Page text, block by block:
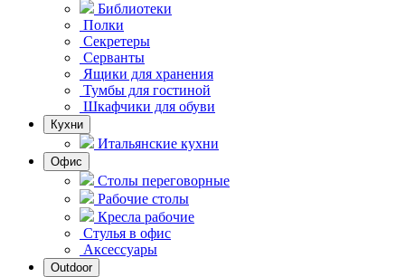
Библиотеки
Полки
Секретеры
Серванты
Ящики для хранения
Тумбы для гостиной
Шкафчики для обуви
Кухни
Итальянские кухни
Офис
Столы переговорные
Рабочие столы
Кресла рабочие
Стулья в офис
Аксессуары
Outdoor